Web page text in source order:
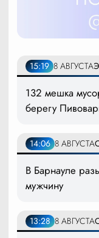
15:19 8 АВГУСТА
132 мешка
берегу
14:06 8 АВГУСТА
В Барнауле
мужчину
13:28 8 АВГУСТА